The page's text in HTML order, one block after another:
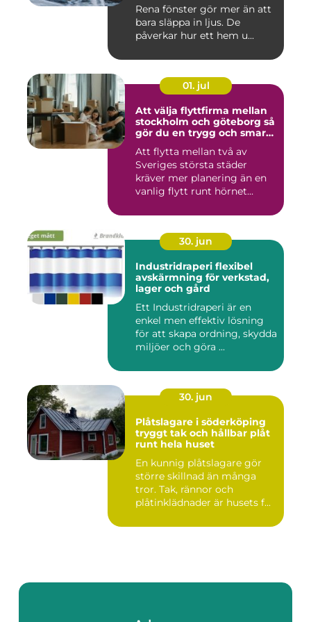
Rena fönster gör mer än att
bara släppa in ljus. De
påverkar hur ett hem u...
01. jul
Att välja flyttfirma mellan
stockholm och göteborg så
gör du en trygg och smart
Att flytta mellan två av
Sveriges största städer
kräver mer planering än en
vanlig flytt runt hörnet...
30. jun
Industridraperi flexibel
avskärmning för verkstad,
lager och gård
Ett Industridraperi är en
enkel men effektiv lösning
för att skapa ordning, skydda
miljöer och göra ...
30. jun
Plåtslagare i söderköping
tryggt tak och hållbar plåt
runt hela huset
En kunnig plåtslagare gör
större skillnad än många
tror. Tak, rännor och
plåtinklädnader är husets f...